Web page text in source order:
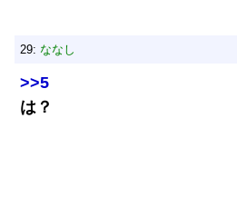
29: ななし
>>5
は？